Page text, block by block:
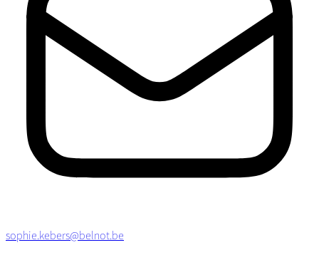
sophie.kebers@belnot.be